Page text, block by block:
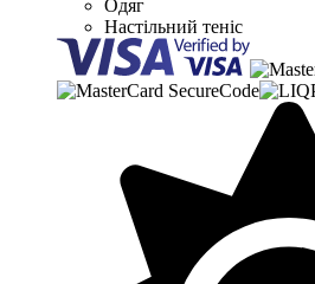
Одяг
Настільний теніс